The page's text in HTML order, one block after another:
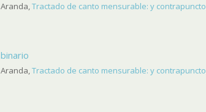
Aranda,Tractado de canto mensurable: y contrapuncto
binario
Aranda,Tractado de canto mensurable: y contrapuncto